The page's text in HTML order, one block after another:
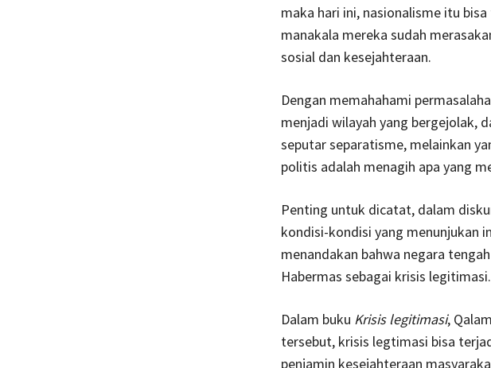
maka hari ini, nasionalisme itu
manakala mereka sudah
sosial dan kesejahteraan.
Dengan memahahami
menjadi wilayah yang bergejolak,
seputar separatisme, melainkan
politis adalah menagih apa yang
Penting untuk dicatat, dalam
kondisi-kondisi yang menunjukan
menandakan bahwa negara
Habermas sebagai krisis legitimasi.
Dalam buku Krisis legitimasi,
tersebut, krisis legtimasi bisa
penjamin kesejahteraan